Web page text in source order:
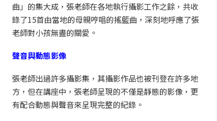
曲」的集大成，張老師在各地執行攝影工作之餘，共收
錄了15首由當地的母親哼唱的搖籃曲，深刻地呼應了張
老師對小孩無盡的關愛。
聲音與動態影像
張老師出過許多攝影集，其攝影作品也被刊登在許多地
方，但在講座中，張老師呈現的不僅是靜態的影像，更
有配合動態與聲音來呈現完整的紀錄。